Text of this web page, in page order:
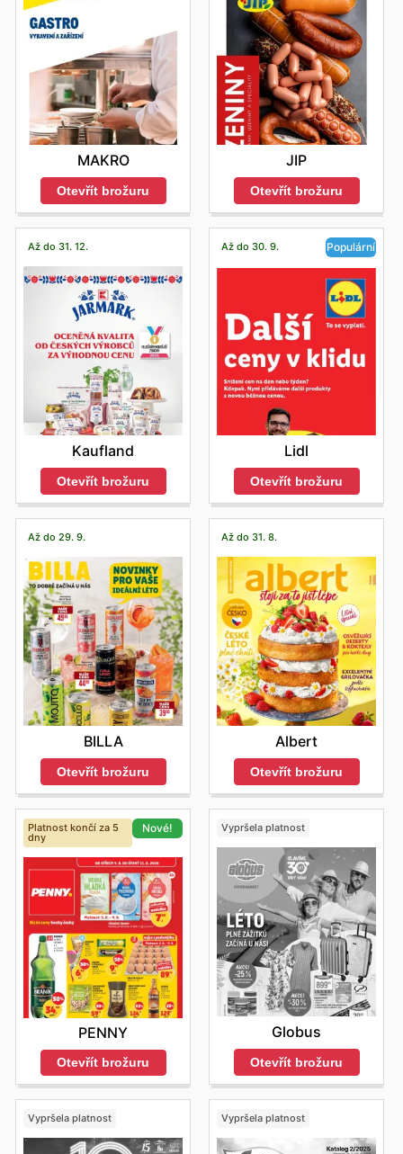
MAKRO
Otevřít brožuru
JIP
Otevřít brožuru
Až do 31. 12.
Kaufland
Otevřít brožuru
Až do 30. 9. Populární
Lidl
Otevřít brožuru
Až do 29. 9.
BILLA
Otevřít brožuru
Až do 31. 8.
Albert
Otevřít brožuru
Platnost končí za 5
dny
Nové!
PENNY
Otevřít brožuru
Vypršela platnost
Globus
Otevřít brožuru
Vypršela platnost Vypršela platnost